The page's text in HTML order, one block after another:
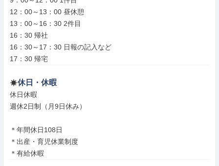
12：00～13：00 昼休憩
13：00～16：30 2件目
16：30 帰社
16：30～17：30 日報の記入など
17：30 帰宅
休日・休暇
休日休暇
週休2日制（月9日休み）
＊年間休日108日
＊出産・育児休業制度
＊有給休暇